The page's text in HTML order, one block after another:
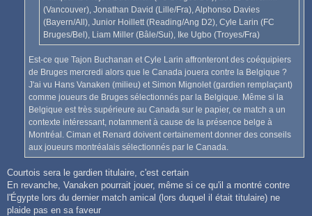
(Vancouver), Jonathan David (Lille/Fra), Alphonso Davies
(Bayern/All), Junior Hoillett (Reading/Ang D2), Cyle Larin (FC
Bruges/Bel), Liam Miller (Bâle/Sui), Ike Ugbo (Troyes/Fra)
Est-ce que Tajon Buchanan et Cyle Larin affronteront des coéquipiers
de Bruges mercredi alors que le Canada jouera contre la Belgique ?
J'ai vu Hans Vanaken (milieu) et Simon Mignolet (gardien remplaçant)
comme joueurs de Bruges sélectionnés par la Belgique. Même si la
Belgique est très supérieure au Canada sur le papier, ce match a un
contexte intéressant, notamment à cause de la présence belge à
Montréal. Ciman et Renard doivent certainement donner des conseils
aux joueurs montréalais sélectionnés par le Canada.
Courtois sera le gardien titulaire, c'est certain
En revanche, Vanaken pourrait jouer, même si ce qu'il a montré contre
l'Égypte lors du dernier match amical (lors duquel il était titulaire) ne
plaide pas en sa faveur